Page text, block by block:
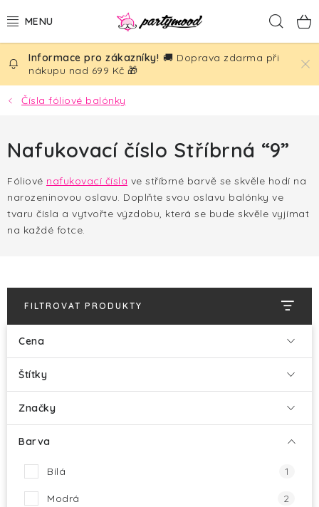
na
BALÓNKY
PÁRTY DEKORACE
NAROZENINY
SILVESTR
VÁNOCE
Hodnocení obchodu
🚚 Doprava zdarma při
nákupu nad 699 Kč 🎁
Čísla fóliové balónky
Nafukovací číslo Stříbrná “9”
Fóliové nafukovací čísla ve stříbrné barvě se skvěle hodí na
narozeninovou oslavu. Doplňte svou oslavu balónky ve
tvaru čísla a vytvořte výzdobu, která se bude skvěle vyjímat
na každé fotce.
FILTROVAT PRODUKTY
Cena
Štítky
Značky
Barva
Bílá 1
Modrá 2